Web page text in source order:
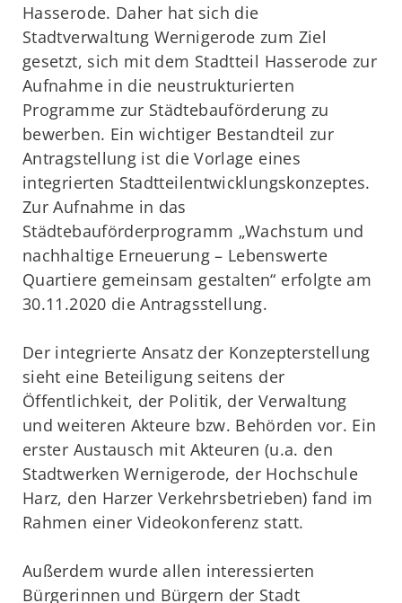
Hasserode. Daher hat sich die
Stadtverwaltung Wernigerode zum Ziel
gesetzt, sich mit dem Stadtteil Hasserode zur
Aufnahme in die neustrukturierten
Programme zur Städtebauförderung zu
bewerben. Ein wichtiger Bestandteil zur
Antragstellung ist die Vorlage eines
integrierten Stadtteilentwicklungskonzeptes.
Zur Aufnahme in das
Städtebauförderprogramm „Wachstum und
nachhaltige Erneuerung – Lebenswerte
Quartiere gemeinsam gestalten“ erfolgte am
30.11.2020 die Antragsstellung.
Der integrierte Ansatz der Konzepterstellung
sieht eine Beteiligung seitens der
Öffentlichkeit, der Politik, der Verwaltung
und weiteren Akteure bzw. Behörden vor. Ein
erster Austausch mit Akteuren (u.a. den
Stadtwerken Wernigerode, der Hochschule
Harz, den Harzer Verkehrsbetrieben) fand im
Rahmen einer Videokonferenz statt.
Außerdem wurde allen interessierten
Bürgerinnen und Bürgern der Stadt